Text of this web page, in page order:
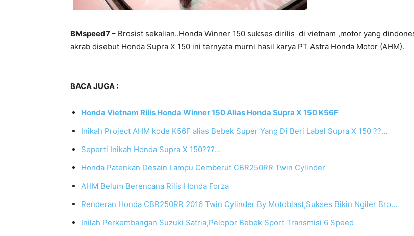
BMspeed7– Brosist sekalian..Honda Winner 150 sukses dirilis di vietnam ,motor yang
akrab disebut Honda Supra X 150 ini ternyata murni hasil karya PT Astra Honda Motor (AHM).
BACA JUGA :
Honda Vietnam Rilis Honda Winner 150 Alias Honda Supra X 150 K56F
Inikah Project AHM kode K56F alias Bebek Super Yang Di Beri Label Supra X 150 ??…
Seperti Inikah Honda Supra X 150???…
Honda Patenkan Desain Lampu Cemberut CBR250RR Twin Cylinder
AHM Belum Berencana Rilis Honda Forza
Renderan Honda CBR250RR 2016 Twin Cylinder By Motoblast,Sukses Bikin Ngiler Bro…
Inilah Perkembangan Suzuki Satria,Pelopor Bebek Sport Transmisi 6 Speed